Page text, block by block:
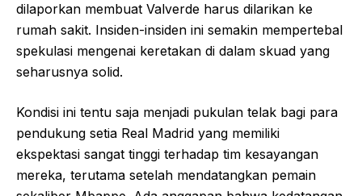
dilaporkan membuat Valverde harus dilarikan ke
rumah sakit. Insiden-insiden ini semakin mempertebal
spekulasi mengenai keretakan di dalam skuad yang
seharusnya solid.
Kondisi ini tentu saja menjadi pukulan telak bagi para
pendukung setia Real Madrid yang memiliki
ekspektasi sangat tinggi terhadap tim kesayangan
mereka, terutama setelah mendatangkan pemain